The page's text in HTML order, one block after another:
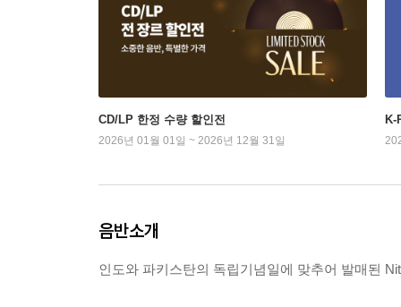
CD/LP 한정 수량 할인전
2026년 01월 01일 ~ 2026년 12월 31일
K-
음반소개
인도와 파키스탄의 독립기념일에 맞추어 발매된